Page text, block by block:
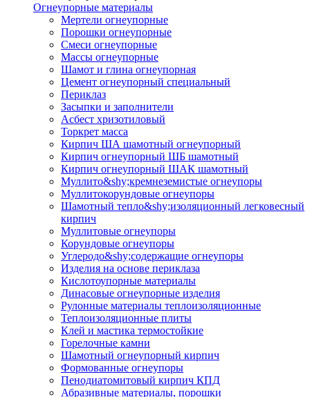
Огнеупорные материалы
Мертели огнеупорные
Порошки огнеупорные
Смеси огнеупорные
Массы огнеупорные
Шамот и глина огнеупорная
Цемент огнеупорный специальный
Периклаз
Засыпки и заполнители
Асбест хризотиловый
Торкрет масса
Кирпич ША шамотный огнеупорный
Кирпич огнеупорный ШБ шамотный
Кирпич огнеупорный ШАК шамотный
Муллито&shy;­кремнеземистые огнеупоры
Муллито­корундовые огнеупоры
Шамотный тепло&shy;изоляционный легковесный
кирпич
Муллитовые огнеупоры
Корундовые огнеупоры
Углеродо&shy;содержащие огнеупоры
Изделия на основе периклаза
Кислотоупорные материалы
Динасовые огнеупорные изделия
Рулонные материалы теплоизоляционные
Тепло­изоляционные плиты
Клей и мастика термостойкие
Горелочные камни
Шамотный огнеупорный кирпич
Формованные огнеупоры
Пенодиатомитовый кирпич КПД
Абразивные материалы, порошки